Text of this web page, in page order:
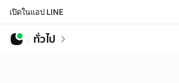
เปิดในแอป LINE
ทั่วไป